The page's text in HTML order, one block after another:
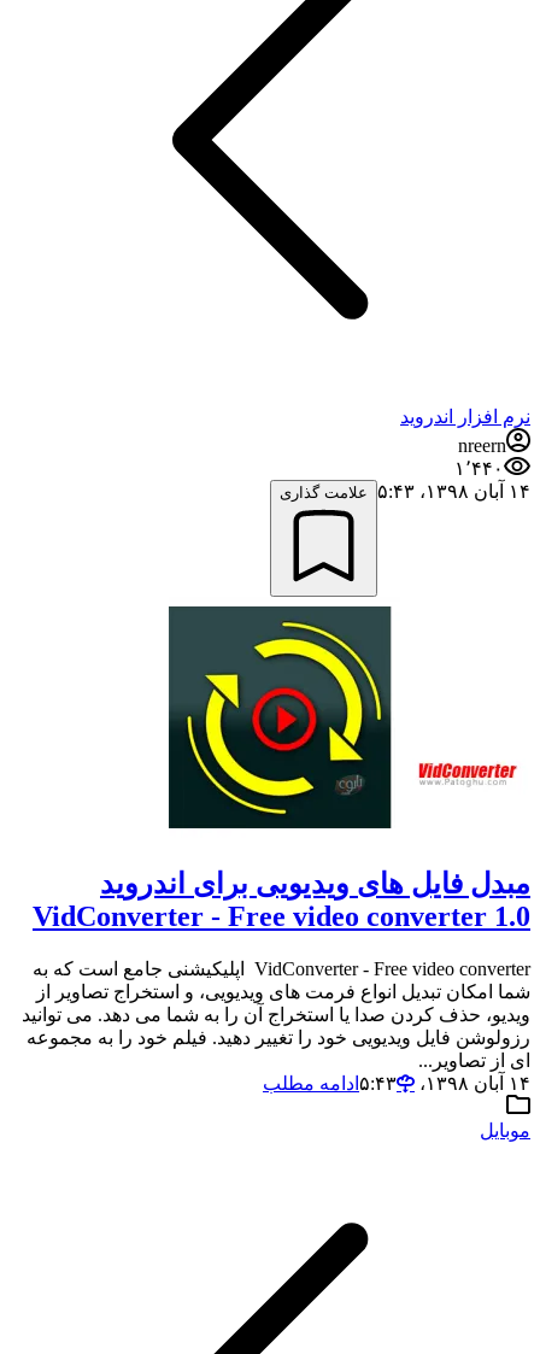
نرم افزار اندروید
nreern
۱٬۴۴۰
۱۴ آبان ۱۳۹۸،‏ ۵:۴۳
علامت گذاری
مبدل فایل های ویدیویی برای اندروید
VidConverter - Free video converter 1.0
VidConverter - Free video converter اپلیکیشنی جامع است که به
شما امکان تبدیل انواع فرمت های ویدیویی، و استخراج تصاویر از
ویدیو، حذف کردن صدا یا استخراج آن را به شما می دهد. می توانید
رزولوشن فایل ویدیویی خود را تغییر دهید. فیلم خود را به مجموعه
ای از تصاویر...
۱۴ آبان ۱۳۹۸،‏ ۵:۴۳
ادامه مطلب
موبایل